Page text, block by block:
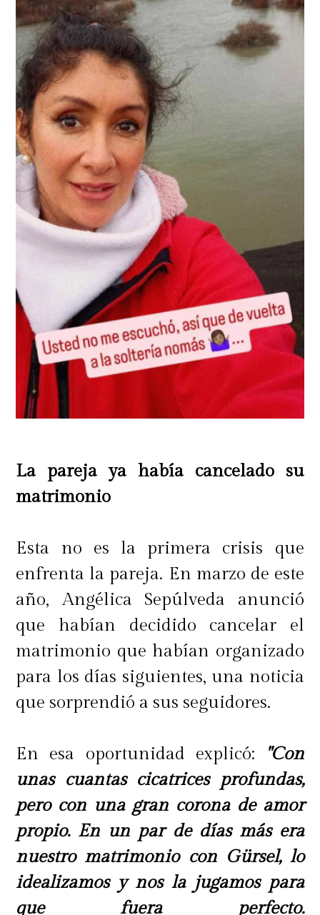
La pareja ya había cancelado su
matrimonio
Esta no es la primera crisis que
enfrenta la pareja. En marzo de este
año, Angélica Sepúlveda anunció
que habían decidido cancelar el
matrimonio que habían organizado
para los días siguientes, una noticia
que sorprendió a sus seguidores.
En esa oportunidad explicó:
"Con
unas cuantas cicatrices profundas,
pero con una gran corona de amor
propio. En un par de días más era
nuestro matrimonio con Gürsel, lo
idealizamos y nos la jugamos para
que fuera perfecto.